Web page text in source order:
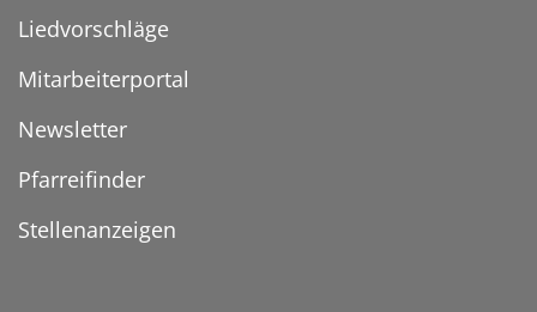
Liedvorschläge
Mitarbeiterportal
Newsletter
Pfarreifinder
Stellenanzeigen